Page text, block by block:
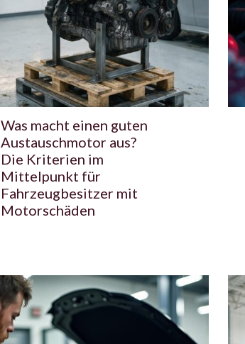
Was macht einen guten
Austauschmotor aus?
Die Kriterien im
Mittelpunkt für
Fahrzeugbesitzer mit
Motorschäden